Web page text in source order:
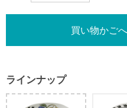
ラインナップ